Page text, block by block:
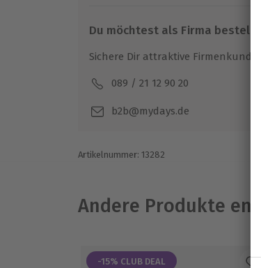
Du möchtest als Firma
Sichere Dir attraktive
089 / 21 12 90 20
b2b@mydays.de
Artikelnummer: 13282
Andere Produkte
-15% CLUB DEAL